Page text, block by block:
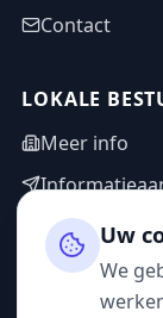
Contact
LOKALE
Meer info
Adminzone
Uw
We